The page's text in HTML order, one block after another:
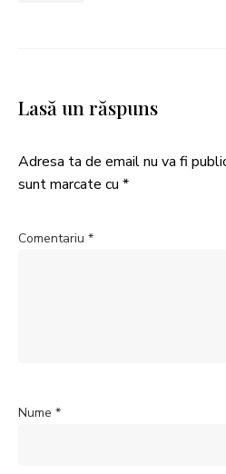
Lasă un răspuns
Adresa ta de email nu va fi
sunt marcate cu *
Comentariu *
Nume *